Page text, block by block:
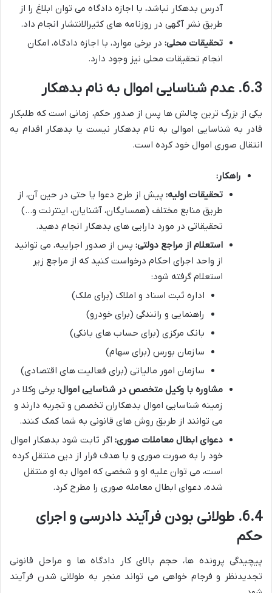
آدرس بدهکار نباشد، با اجازه دادگاه می توان ابلاغ را از
طریق نشر آگهی در روزنامه های کثیرالانتشار انجام داد.
تحقیقات محلی: در برخی موارد، با اجازه دادگاه، امکان
انجام تحقیقات محلی نیز وجود دارد.
6.3. عدم شناسایی اموال به نام بدهکار
یکی از بزرگ ترین چالش ها پس از صدور حکم، زمانی است که طلبکار
قادر به شناسایی اموالی به نام بدهکار نیست یا بدهکار اقدام به
انتقال صوری اموال خود کرده است.
راهکار:
تحقیقات اولیه: پیش از طرح دعوا یا حتی در حین آن، از
طریق منابع مختلف (همسایگان، آشنایان، اینترنت و…)
تحقیقاتی در مورد دارایی های بدهکار انجام دهید.
استعلام از مراجع دولتی: پس از صدور اجراییه، می توانید
از واحد اجرای احکام درخواست کنید که از مراجع زیر
استعلام گرفته شود:
اداره ثبت اسناد و املاک (برای ملک)
راهنمایی و رانندگی (برای خودرو)
بانک مرکزی (برای حساب های بانکی)
سازمان بورس (برای سهام)
سازمان امور مالیاتی (برای فعالیت های اقتصادی)
مشاوره با وکیل متخصص در شناسایی اموال: برخی وکلا در
زمینه شناسایی اموال بدهکاران تخصص و تجربه دارند و
می توانند از طریق روش های قانونی به شما کمک کنند.
دعوای ابطال معاملات صوری: اگر ثابت شود بدهکار اموال
خود را به صورت صوری و با هدف فرار از دین منتقل کرده
است، می توان علیه او و شخصی که اموال به او منتقل
شده، دعوای ابطال معامله صوری را مطرح کرد.
6.4. طولانی بودن فرآیند دادرسی و اجرای
حکم
پیچیدگی پرونده ها، حجم بالای کار دادگاه ها و مراحل قانونی
تجدیدنظر و فرجام خواهی می تواند منجر به طولانی شدن فرآیند